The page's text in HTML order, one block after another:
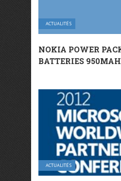
ACTUALITÉS
NOKIA POWER
BATTERIES
ACTUALITÉS